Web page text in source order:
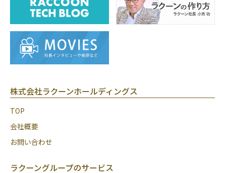
株式会社ラクーンホールディングス
TOP
会社概要
お問い合わせ
ラクーングループのサービス